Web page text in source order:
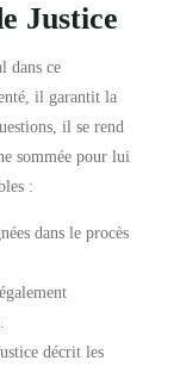
Justice
dans ce
il garantit la
il se rend
sommée pour lui
:
dans le procès
décrit les